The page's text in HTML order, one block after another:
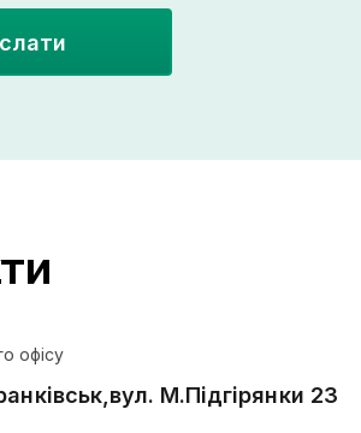
офісу
М.Підгірянки 23